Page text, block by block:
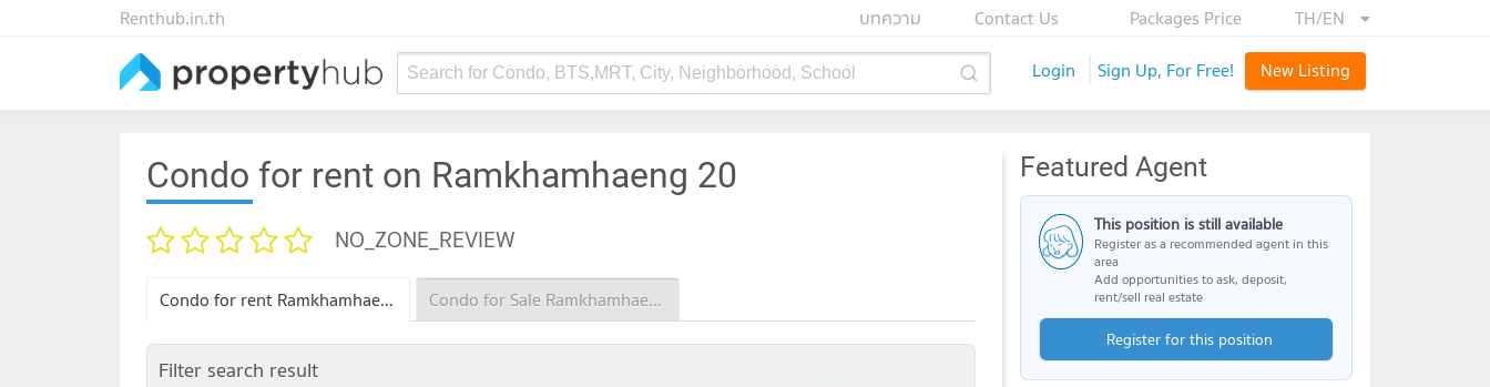
TH/EN
Packages Price
Contact Us
บทความ
Renthub.in.th
Search for Condo, BTS,MRT, City, Neighborhood, School Login Sign Up, For Free! New Listing
Condo for rent on Ramkhamhaeng 20
NO_ZONE_REVIEW
Condo for rent Ramkhamhaeng 20 Condo for Sale Ramkhamhaeng 20
Filter search result
Featured Agent
This position is still available
Register as a recommended agent in this
area
Add opportunities to ask, deposit,
rent/sell real estate
Register for this position